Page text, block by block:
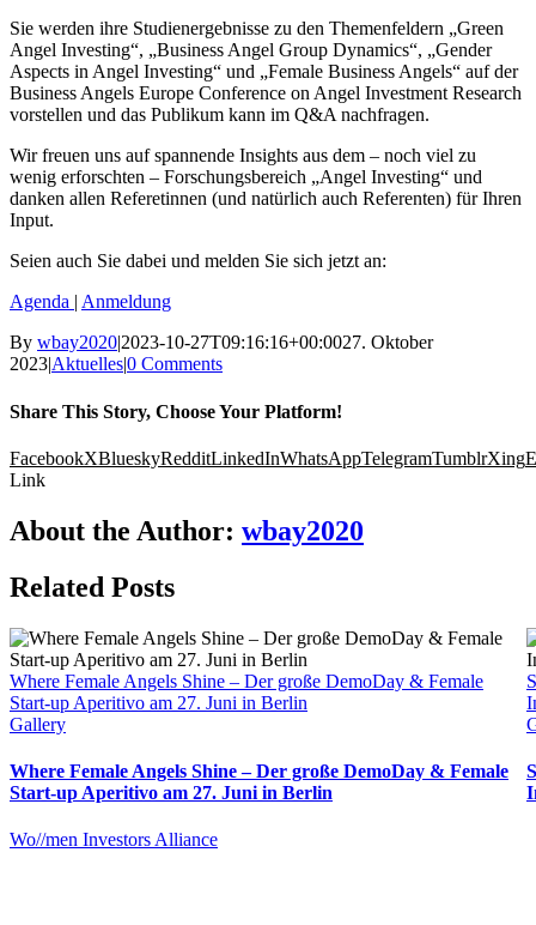
Sie werden ihre Studienergebnisse zu den Themenfeldern „Green
Angel Investing“, „Business Angel Group Dynamics“, „Gender
Aspects in Angel Investing“ und „Female Business Angels“ auf der
Business Angels Europe Conference on Angel Investment Research
vorstellen und das Publikum kann im Q&A nachfragen.
Wir freuen uns auf spannende Insights aus dem – noch viel zu
wenig erforschten – Forschungsbereich „Angel Investing“ und
danken allen Referetinnen (und natürlich auch Referenten) für Ihren
Input.
Seien auch Sie dabei und melden Sie sich jetzt an:
Agenda | Anmeldung
By wbay2020|2023-10-27T09:16:16+00:0027. Oktober
2023|Aktuelles|0 Comments
Share This Story, Choose Your Platform!
FacebookXBlueskyRedditLinkedInWhatsAppTelegramTumblrXing
Link
About the Author: wbay2020
Related Posts
Where Female Angels Shine – Der große DemoDay & Female
Start-up Aperitivo am 27. Juni in Berlin
Gallery
Where Female Angels Shine – Der große DemoDay & Female
Start-up Aperitivo am 27. Juni in Berlin
Wo//men Investors Alliance